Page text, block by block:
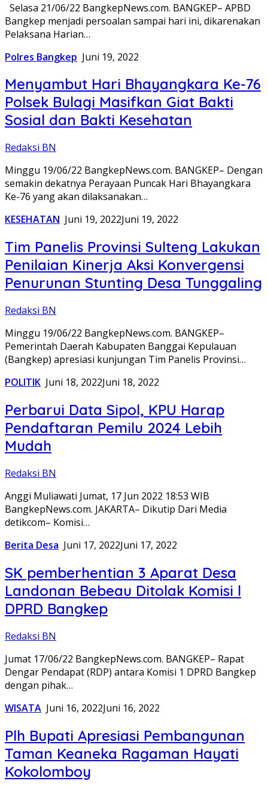
Selasa 21/06/22 BangkepNews.com. BANGKEP– APBD
Bangkep menjadi persoalan sampai hari ini, dikarenakan
Pelaksana Harian…
Polres Bangkep Juni 19, 2022
Menyambut Hari Bhayangkara Ke-76
Polsek Bulagi Masifkan Giat Bakti
Sosial dan Bakti Kesehatan
Redaksi BN
Minggu 19/06/22 BangkepNews.com. BANGKEP– Dengan
semakin dekatnya Perayaan Puncak Hari Bhayangkara
Ke-76 yang akan dilaksanakan…
KESEHATAN Juni 19, 2022Juni 19, 2022
Tim Panelis Provinsi Sulteng Lakukan
Penilaian Kinerja Aksi Konvergensi
Penurunan Stunting Desa Tunggaling
Redaksi BN
Minggu 19/06/22 BangkepNews.com. BANGKEP–
Pemerintah Daerah Kabupaten Banggai Kepulauan
(Bangkep) apresiasi kunjungan Tim Panelis Provinsi…
POLITIK Juni 18, 2022Juni 18, 2022
Perbarui Data Sipol, KPU Harap
Pendaftaran Pemilu 2024 Lebih
Mudah
Redaksi BN
Anggi Muliawati Jumat, 17 Jun 2022 18:53 WIB
BangkepNews.com. JAKARTA– Dikutip Dari Media
detikcom– Komisi…
Berita Desa Juni 17, 2022Juni 17, 2022
SK pemberhentian 3 Aparat Desa
Landonan Bebeau Ditolak Komisi l
DPRD Bangkep
Redaksi BN
Jumat 17/06/22 BangkepNews.com. BANGKEP– Rapat
Dengar Pendapat (RDP) antara Komisi 1 DPRD Bangkep
dengan pihak…
WISATA Juni 16, 2022Juni 16, 2022
Plh Bupati Apresiasi Pembangunan
Taman Keaneka Ragaman Hayati
Kokolomboy